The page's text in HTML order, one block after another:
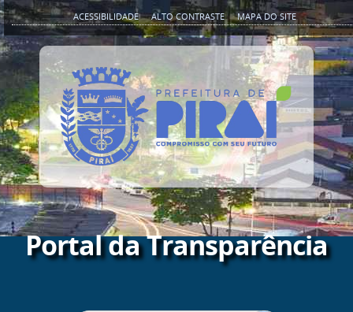
ACESSIBILIDADE ALTO CONTRASTE MAPA DO SITE
Portal da Transparência